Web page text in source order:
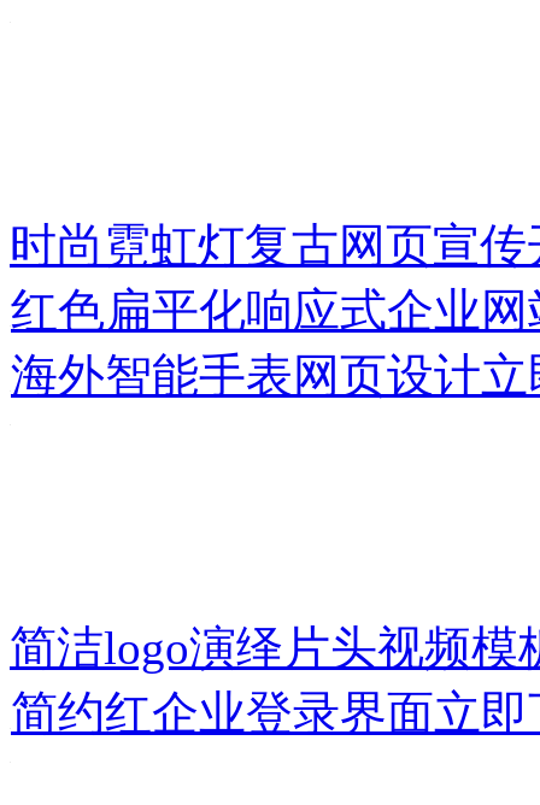
时尚霓虹灯复古网页宣
红色扁平化响应式企业
海外智能手表网页设计
简洁logo演绎片头视频模
简约红企业登录界面立